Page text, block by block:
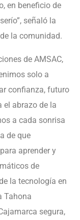
en beneficio de
señaló la
la comunidad.
de AMSAC,
solo a
confianza, futuro
el abrazo de la
a cada sonrisa
de que
aprender y
de
la tecnología en
Tahona
segura,